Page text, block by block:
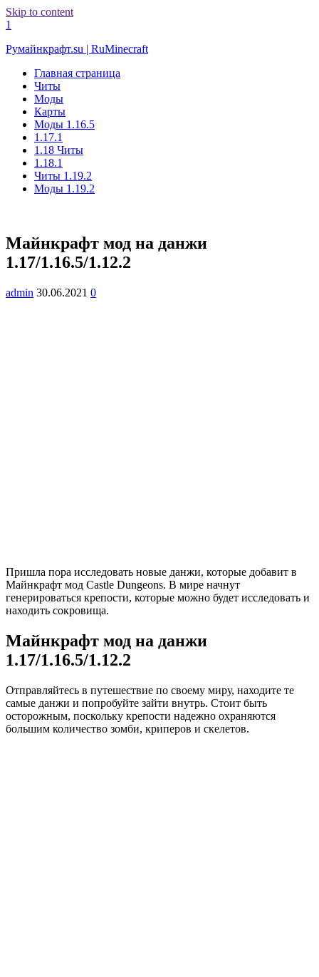
Skip to content
1
Румайнкрафт.su | RuMinecraft
Главная страница
Читы
Моды
Карты
Моды 1.16.5
1.17.1
1.18 Читы
1.18.1
Читы 1.19.2
Моды 1.19.2
Майнкрафт мод на данжи
1.17/1.16.5/1.12.2
admin 30.06.2021 0
Пришла пора исследовать новые данжи, которые добавит в
Майнкрафт мод Castle Dungeons. В мире начнут
генерироваться крепости, которые можно будет исследовать и
находить сокровища.
Майнкрафт мод на данжи
1.17/1.16.5/1.12.2
Отправляйтесь в путешествие по своему миру, находите те
самые данжи и попробуйте зайти внутрь. Стоит быть
осторожным, поскольку крепости надежно охраняются
большим количество зомби, криперов и скелетов.